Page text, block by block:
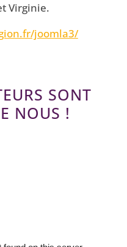
Virginie.
joomla3/
SONT
NOUS !